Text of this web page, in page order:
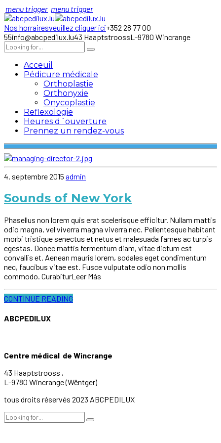
menu trigger menu trigger
Nos horrairesveuillez cliquer ici+352 28 77 00
55info@abcpedilux.lu43 HaaptstroossL-9780 Wincrange
Acceuil
Pédicure médicale
Orthoplastie
Orthonyxie
Onycoplastie
Reflexologie
Heures d´ouverture
Prennez un rendez-vous
4. septembre 2015 admin
Sounds of New York
Phasellus non lorem quis erat scelerisque efficitur. Nullam mattis
odio magna, vel viverra magna viverra nec. Pellentesque habitant
morbi tristique senectus et netus et malesuada fames ac turpis
egestas. Donec mattis fermentum diam, vitae dictum est
convallis et. Aenean mauris lorem, sodales eget condimentum
nec, faucibus vitae est. Fusce vulputate odio non mollis
commodo. CurabiturLeer Más
CONTINUE READING
ABCPEDILUX
Centre médical de Wincrange
43 Haaptstrooss ,
L-9780 Wincrange (Wëntger)
tous droits réservés 2023 ABCPEDILUX